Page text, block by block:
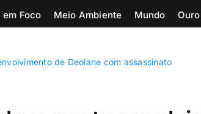
Foco Meio Ambiente Mundo
de Deolane com assassinato